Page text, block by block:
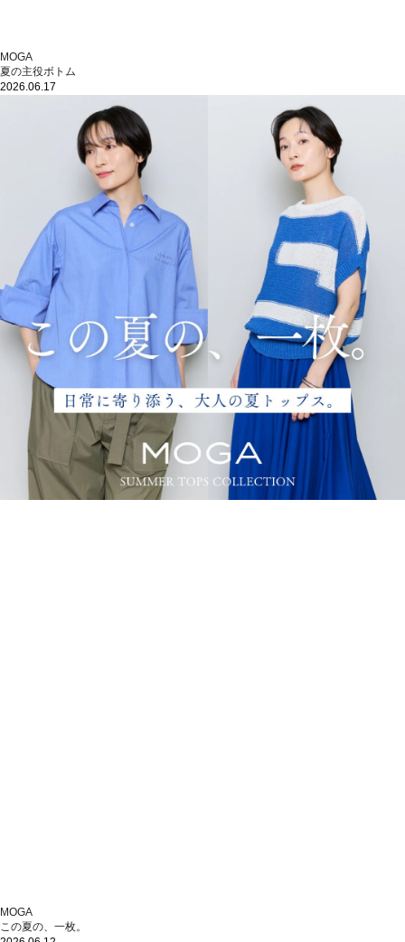
MOGA
夏の主役ボトム
2026.06.17
MOGA
この夏の、一枚。